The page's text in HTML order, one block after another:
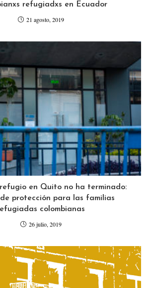
refugiadxs en Ecuador
21 agosto, 2019
en Quito no ha terminado:
protección para las familias
colombianas
26 julio, 2019